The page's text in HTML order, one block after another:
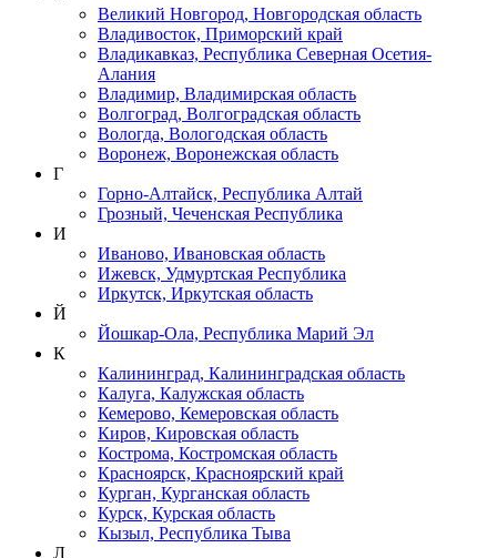
Великий Новгород, Новгородская область
Владивосток, Приморский край
Владикавказ, Республика Северная Осетия-
Алания
Владимир, Владимирская область
Волгоград, Волгоградская область
Вологда, Вологодская область
Воронеж, Воронежская область
Г
Горно-Алтайск, Республика Алтай
Грозный, Чеченская Республика
И
Иваново, Ивановская область
Ижевск, Удмуртская Республика
Иркутск, Иркутская область
Й
Йошкар-Ола, Республика Марий Эл
К
Калининград, Калининградская область
Калуга, Калужская область
Кемерово, Кемеровская область
Киров, Кировская область
Кострома, Костромская область
Красноярск, Красноярский край
Курган, Курганская область
Курск, Курская область
Кызыл, Республика Тыва
Л